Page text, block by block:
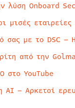
λύση Onboard
μισές εταιρείες
με το DSC –
από την
στο YouTube
– Αρκετοί